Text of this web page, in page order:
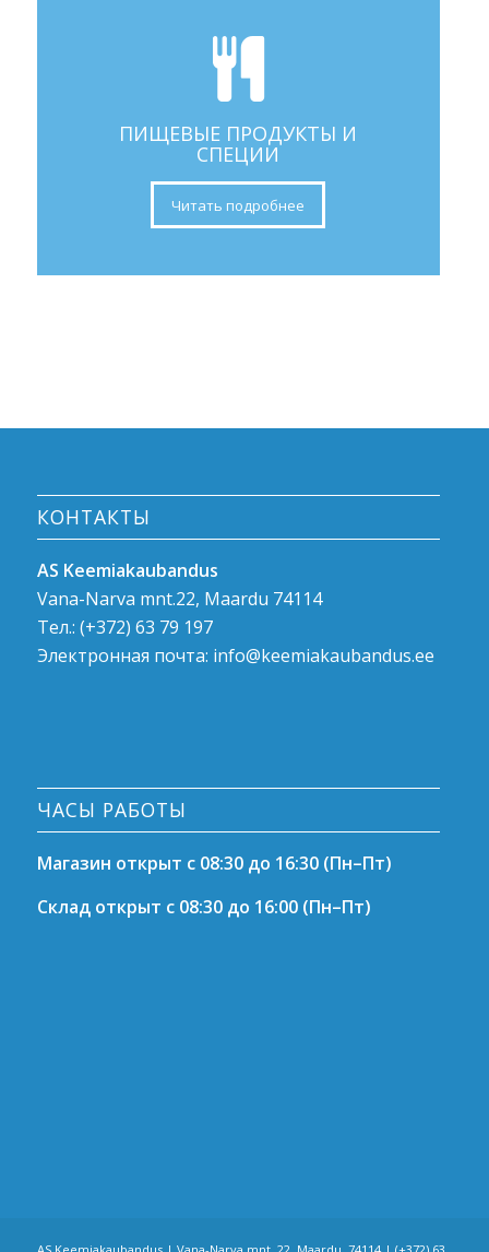
ПИЩЕВЫЕ ПРОДУКТЫ И
СПЕЦИИ
Читать подробнее
КОНТАКТЫ
AS Keemiakaubandus
Vana-Narva mnt.22, Maardu 74114
Тел.: (+372) 63 79 197
Электронная почта: info@keemiakaubandus.ee
ЧАСЫ РАБОТЫ
Магазин открыт с 08:30 до 16:30 (Пн–Пт)
Склад открыт с 08:30 до 16:00 (Пн–Пт)